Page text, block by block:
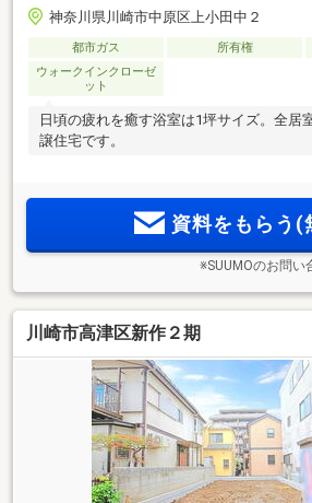
神奈川県川崎市中原区上小田中２
都市ガス 所有権
ウォークインクローゼ
ット
日頃の疲れを癒す浴室は1坪サイズ。全居
譲住宅です。
資料をもらう(
※SUUMOのお問い
川崎市高津区新作２期